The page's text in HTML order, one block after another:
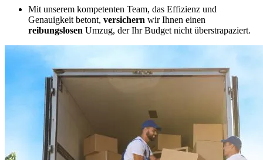
Mit unserem kompetenten Team, das Effizienz und
Genauigkeit betont, versichern wir Ihnen einen
reibungslosen Umzug, der Ihr Budget nicht überstrapaziert.